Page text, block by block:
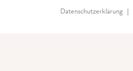
Datenschutzerklärung